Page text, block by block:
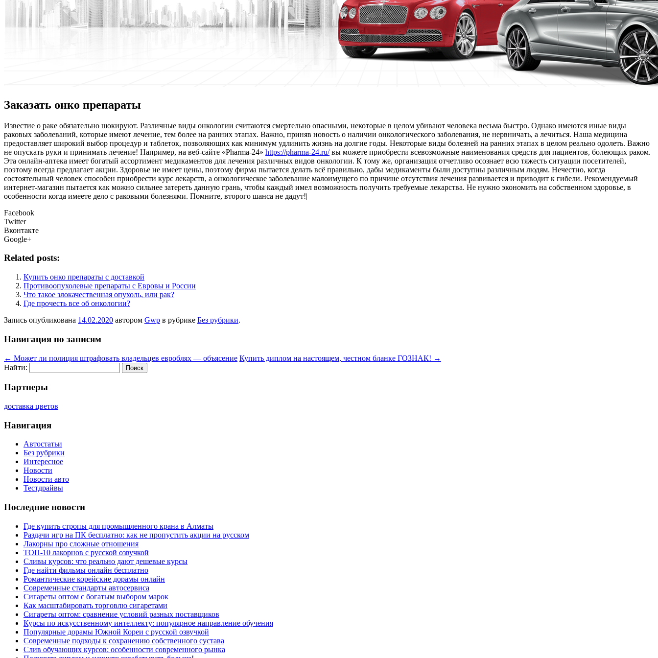
Заказать онко препараты
Извeстиe o раке обязательно шокируют. Различные виды онкологии считаются смертельно опасными, некоторые в целом убивают человека весьма быстро. Однако имеются иные виды
раковых заболеваний, которые имеют лечение, тем более на ранних этапах. Важно, приняв новость о наличии онкологического заболевания, не нервничать, а лечиться. Наша медицина
предоставляет широкий выбор процедур и таблеток, позволяющих как минимум удлинить жизнь на долгие годы. Некоторые виды болезней на ранних этапах в целом реально одолеть. Важно
не опускать руки и принимать лечение! Например, на веб-сайте «Pharma-24» https://pharma-24.ru/вы можете приобрести всевозможные наименования средств для пациентов, болеющих раком.
Эта онлайн-аптека имеет богатый ассортимент медикаментов для лечения различных видов онкологии. К тому же, организация отчетливо осознает всю тяжесть ситуации посетителей,
поэтому всегда предлагает акции. Здоровье не имеет цены, поэтому фирма пытается делать всё правильно, дабы медикаменты были доступны различным людям. Нечестно, когда
состоятельный человек способен приобрести курс лекарств, а онкологическое заболевание малоимущего по причине отсутствия лечения развивается и приводит к гибели. Рекомендуемый
интернет-магазин пытается как можно сильнее затереть данную грань, чтобы каждый имел возможность получить требуемые лекарства. Не нужно экономить на собственном здоровье, в
особенности когда имеете дело с раковыми болезнями. Помните, второго шанса не дадут!|
Facebook
Twitter
Вконтакте
Google+
Related posts:
Купить онко препараты с доставкой
Противоопухолевые препараты с Евровы и России
Что такое злокачественная опухоль, или рак?
Где прочесть все об онкологии?
Запись опубликована 14.02.2020 автором Gwp в рубрике Без рубрики.
Навигация по записям
← Может ли полиция штрафовать владельцев евроблях — объясение Купить диплом на настоящем, честном бланке ГОЗНАК! →
Найти:
Партнеры
доставка цветов
Навигация
Автостатьи
Без рубрики
Интересное
Новости
Новости авто
Тестдрайвы
Последние новости
Где купить стропы для промышленного крана в Алматы
Раздачи игр на ПК бесплатно: как не пропустить акции на русском
Лакорны про сложные отношения
ТОП-10 лакорнов с русской озвучкой
Сливы курсов: что реально дают дешевые курсы
Где найти фильмы онлайн бесплатно
Романтические корейские дорамы онлайн
Современные стандарты автосервиса
Сигареты оптом с богатым выбором марок
Как масштабировать торговлю сигаретами
Сигареты оптом: сравнение условий разных поставщиков
Курсы по искусственному интеллекту: популярное направление обучения
Популярные дорамы Южной Кореи с русской озвучкой
Современные подходы к сохранению собственного сустава
Слив обучающих курсов: особенности современного рынка